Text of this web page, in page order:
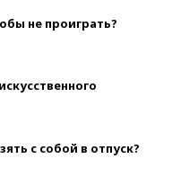
не проиграть?
с собой в отпуск?